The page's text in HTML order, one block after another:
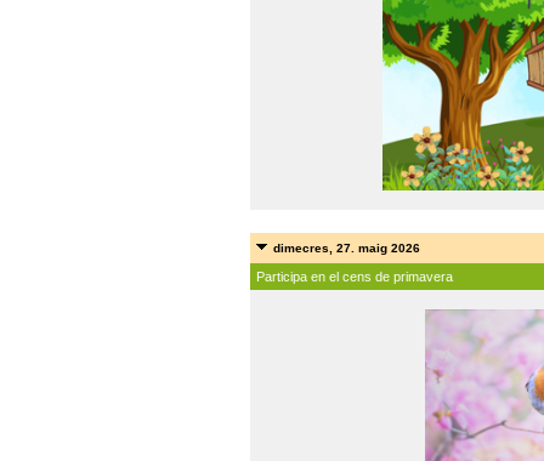
dimecres, 27. maig 2026
Participa en el cens de primavera